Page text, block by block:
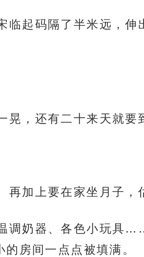
临起码隔了半米远，
晃，还有二十来天就要
再加上要在家坐月子，
调奶器、各色小玩具
房间一点点被填满。